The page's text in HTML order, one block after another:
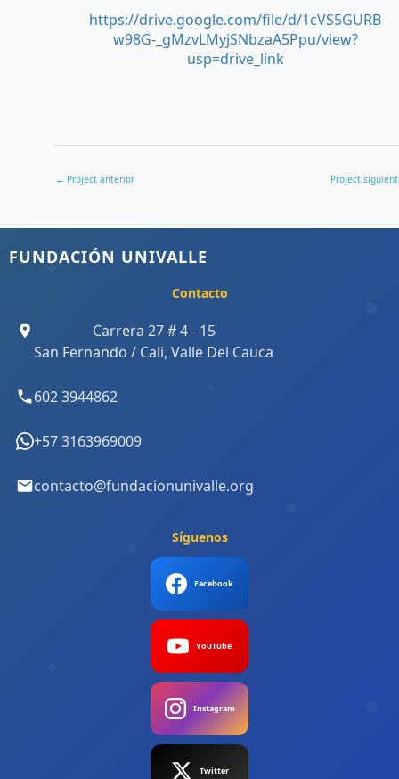
https://drive.google.com/file/d/1cVS5GURB
w98G-_gMzvLMyjSNbzaA5Ppu/view?
usp=drive_link
← Project anterior Project
FUNDACIÓN UNIVALLE
Contacto
Carrera 27 # 4 - 15
San Fernando / Cali, Valle Del Cauca
602 3944862
+57 3163969009
contacto@fundacionunivalle.org
Síguenos
Facebook
YouTube
Instagram
Twitter